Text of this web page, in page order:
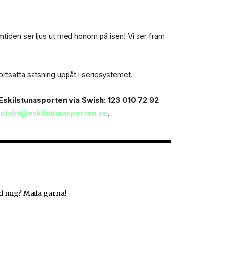
ser ljus ut med honom på isen! Vi ser fram
satsning uppåt i seriesystemet.
via Swish: 123 010 72 92
.
mig? Maila gärna!